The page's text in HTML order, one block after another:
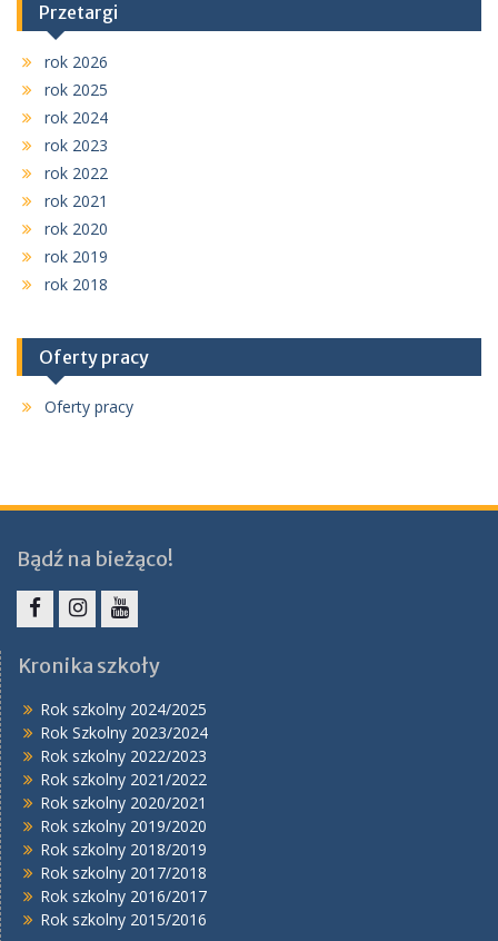
Przetargi
rok 2026
rok 2025
rok 2024
rok 2023
rok 2022
rok 2021
rok 2020
rok 2019
rok 2018
Oferty pracy
Oferty pracy
Bądź na bieżąco!
Kronika szkoły
Rok szkolny 2024/2025
Rok Szkolny 2023/2024
Rok szkolny 2022/2023
Rok szkolny 2021/2022
Rok szkolny 2020/2021
Rok szkolny 2019/2020
Rok szkolny 2018/2019
Rok szkolny 2017/2018
Rok szkolny 2016/2017
Rok szkolny 2015/2016